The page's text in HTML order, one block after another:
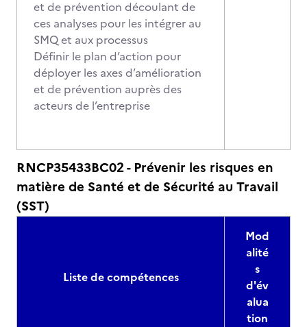
et de prévention découlant de
ces analyses pour les intégrer au
SMQ et aux processus
Définir le plan d’action pour
déployer les axes d’amélioration
et de prévention auprès des
acteurs de l’entreprise
RNCP35433BC02 - Prévenir les risques en
matière de Santé et de Sécurité au Travail
(SST)
Liste de compétences
Mod
alité
s
d'év
alua
tion